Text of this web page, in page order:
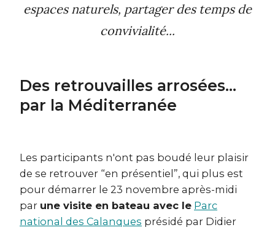
espaces naturels, partager des temps de
convivialité...
Des retrouvailles arrosées...
par la Méditerranée
Les participants n'ont pas boudé leur plaisir
de se retrouver “en présentiel”, qui plus est
pour démarrer le 23 novembre après-midi
par une visite en bateau avec le Parc
national des Calanques présidé par Didier